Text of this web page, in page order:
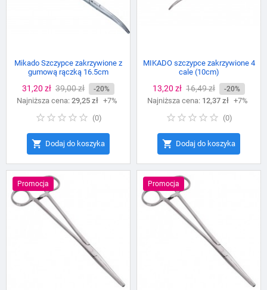
Mikado Szczypce zakrzywione z
gumową rączką 16.5cm
Cena
31,20 zł Cena
podstawowa
39,00 zł -20%
Najniższa cena: 29,25 zł +7%
(0)
 Dodaj do koszyka
MIKADO szczypce zakrzywione 4
cale (10cm)
Cena
13,20 zł Cena
podstawowa
16,49 zł -20%
Najniższa cena: 12,37 zł +7%
(0)
 Dodaj do koszyka
Promocja Promocja